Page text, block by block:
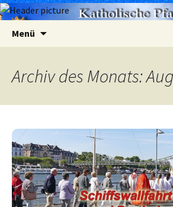
Menü
Archiv des Monats: